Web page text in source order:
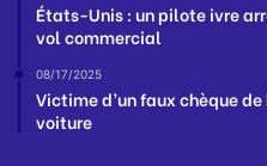
États-Unis : un pilote ivre
vol commercial
08/17/2025
Victime d’un faux chèque
voiture